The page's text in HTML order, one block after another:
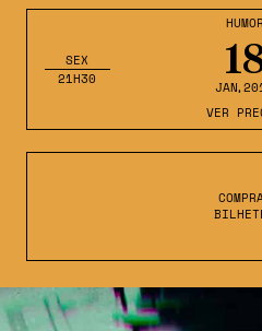
HUMOR
JAN
SEX
21H30
VER